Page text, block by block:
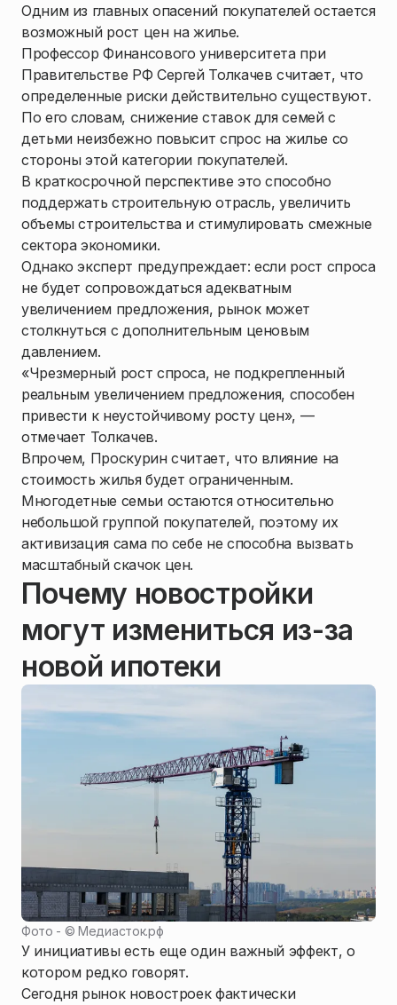
Одним из главных опасений покупателей остается
возможный рост цен на жилье.
Профессор Финансового университета при
Правительстве РФ Сергей Толкачев считает, что
определенные риски действительно существуют.
По его словам, снижение ставок для семей с
детьми неизбежно повысит спрос на жилье со
стороны этой категории покупателей.
В краткосрочной перспективе это способно
поддержать строительную отрасль, увеличить
объемы строительства и стимулировать смежные
сектора экономики.
Однако эксперт предупреждает: если рост спроса
не будет сопровождаться адекватным
увеличением предложения, рынок может
столкнуться с дополнительным ценовым
давлением.
«Чрезмерный рост спроса, не подкрепленный
реальным увеличением предложения, способен
привести к неустойчивому росту цен», —
отмечает Толкачев.
Впрочем, Проскурин считает, что влияние на
стоимость жилья будет ограниченным.
Многодетные семьи остаются относительно
небольшой группой покупателей, поэтому их
активизация сама по себе не способна вызвать
масштабный скачок цен.
Почему новостройки
могут измениться из-за
новой ипотеки
Фото - ©Медиасток.рф
У инициативы есть еще один важный эффект, о
котором редко говорят.
Сегодня рынок новостроек фактически